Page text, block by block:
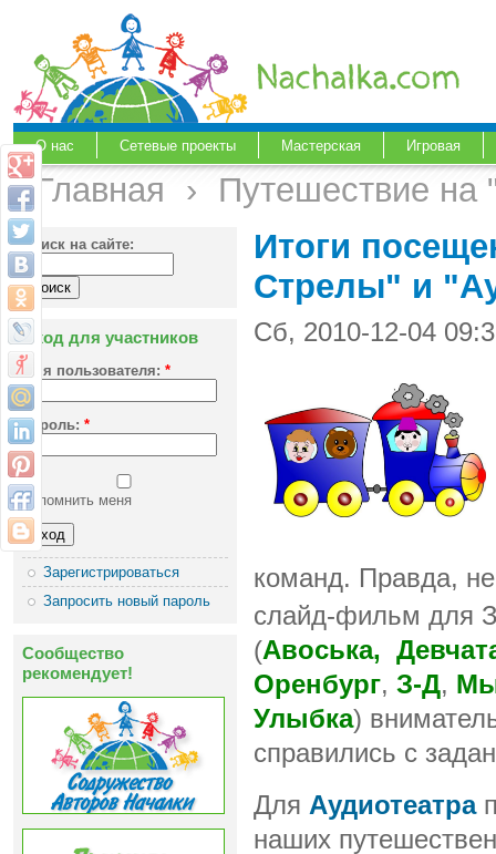
О нас Сетевые проекты Мастерская Игровая
Главная › Путешествие на
Поиск на сайте:
Вход для участников
Имя пользователя: *
Пароль: *
Запомнить меня
Зарегистрироваться
Запросить новый пароль
Сообщество
рекомендует!
Итоги
Стрелы" и
Сб, 2010-12-04
команд. Правда,
слайд-фильм для
(Авоська,
Оренбург, З-Д,
Улыбка)
справились с
Для Аудиотеатра
наших